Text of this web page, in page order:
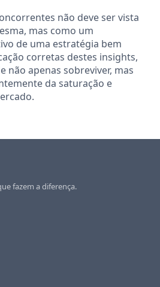
não deve ser vista
mas como um
de uma estratégia bem
corretas destes insights,
não apenas sobreviver, mas
da saturação e
fazem a diferença.